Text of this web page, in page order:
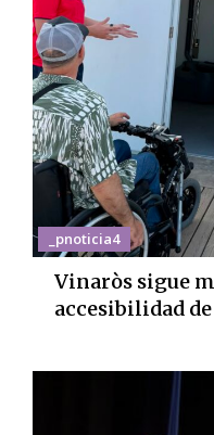
_pnoticia4
Vinaròs sigue
accesibilidad